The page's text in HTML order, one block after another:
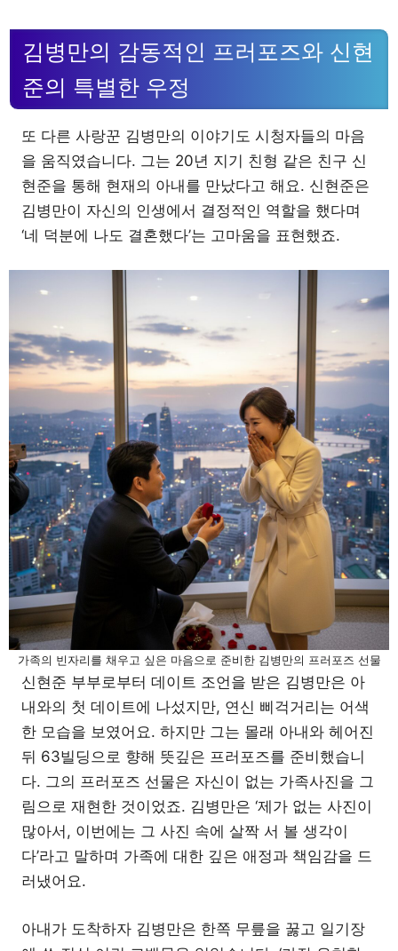
김병만의 감동적인 프러포즈와 신현
준의 특별한 우정
또 다른 사랑꾼 김병만의 이야기도 시청자들의 마음
을 움직였습니다. 그는 20년 지기 친형 같은 친구 신
현준을 통해 현재의 아내를 만났다고 해요. 신현준은
김병만이 자신의 인생에서 결정적인 역할을 했다며
‘네 덕분에 나도 결혼했다’는 고마움을 표현했죠.
가족의 빈자리를 채우고 싶은 마음으로 준비한 김병만의 프러포즈 선물
신현준 부부로부터 데이트 조언을 받은 김병만은 아
내와의 첫 데이트에 나섰지만, 연신 삐걱거리는 어색
한 모습을 보였어요. 하지만 그는 몰래 아내와 헤어진
뒤 63빌딩으로 향해 뜻깊은 프러포즈를 준비했습니
다. 그의 프러포즈 선물은 자신이 없는 가족사진을 그
림으로 재현한 것이었죠. 김병만은 ‘제가 없는 사진이
많아서, 이번에는 그 사진 속에 살짝 서 볼 생각이
다’라고 말하며 가족에 대한 깊은 애정과 책임감을 드
러냈어요.
아내가 도착하자 김병만은 한쪽 무릎을 꿇고 일기장